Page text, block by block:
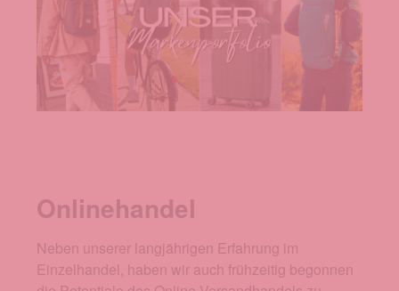
Onlinehandel
Neben unserer langjährigen Erfahrung im
Einzelhandel, haben wir auch frühzeitig begonnen